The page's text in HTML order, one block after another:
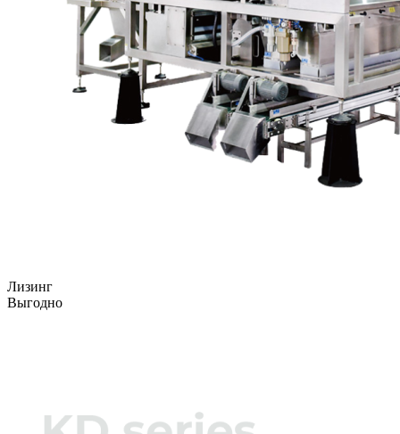
Лизинг
Выгодно